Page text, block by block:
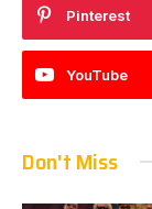
Pinterest
YouTube
Don't Miss